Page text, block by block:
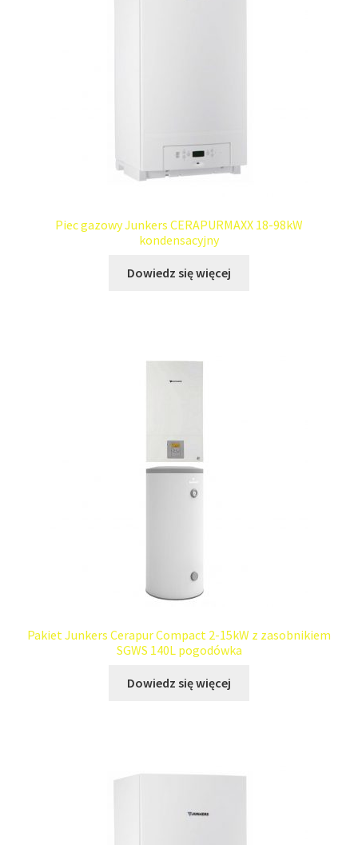
Piec gazowy Junkers CERAPURMAXX 18-98kW
kondensacyjny
Dowiedz się więcej
Pakiet Junkers Cerapur Compact 2-15kW z zasobnikiem
SGWS 140L pogodówka
Dowiedz się więcej